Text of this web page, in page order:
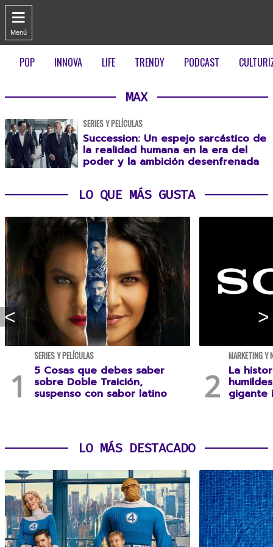

Menú
POP INNOVA LIFE TRENDY PODCAST
MAX
SERIES Y PELÍCULAS
Succession: Un espejo sarcástico de
la realidad humana en la era del
poder y la ambición desenfrenada
LO QUE MÁS GUSTA
SERIES Y PELÍCULAS
5 Cosas que debes saber
sobre Doble Traición,
suspenso con sabor latino
MARKETING Y
La
gigante
LO MÁS DESTACADO